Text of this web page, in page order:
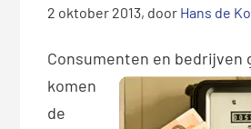
2 oktober 2013, door Hans de
Consumenten en bedrijven
komen
de